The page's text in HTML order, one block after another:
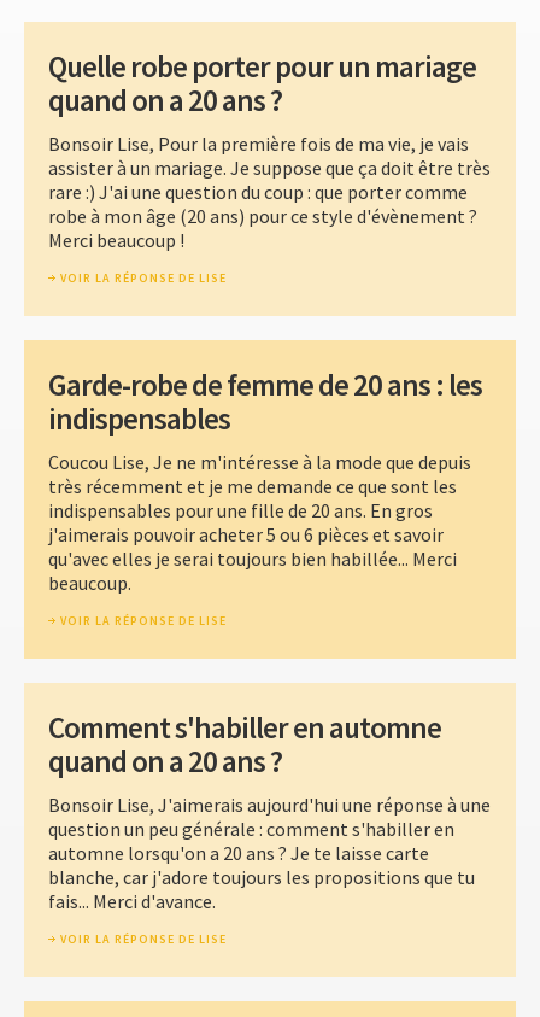
Quelle robe porter pour un mariage
quand on a 20 ans ?
Bonsoir Lise, Pour la première fois de ma vie, je vais
assister à un mariage. Je suppose que ça doit être très
rare :) J'ai une question du coup : que porter comme
robe à mon âge (20 ans) pour ce style d'évènement ?
Merci beaucoup !
VOIR LA RÉPONSE DE LISE
Garde-robe de femme de 20 ans : les
indispensables
Coucou Lise, Je ne m'intéresse à la mode que depuis
très récemment et je me demande ce que sont les
indispensables pour une fille de 20 ans. En gros
j'aimerais pouvoir acheter 5 ou 6 pièces et savoir
qu'avec elles je serai toujours bien habillée... Merci
beaucoup.
VOIR LA RÉPONSE DE LISE
Comment s'habiller en automne
quand on a 20 ans ?
Bonsoir Lise, J'aimerais aujourd'hui une réponse à une
question un peu générale : comment s'habiller en
automne lorsqu'on a 20 ans ? Je te laisse carte
blanche, car j'adore toujours les propositions que tu
fais... Merci d'avance.
VOIR LA RÉPONSE DE LISE